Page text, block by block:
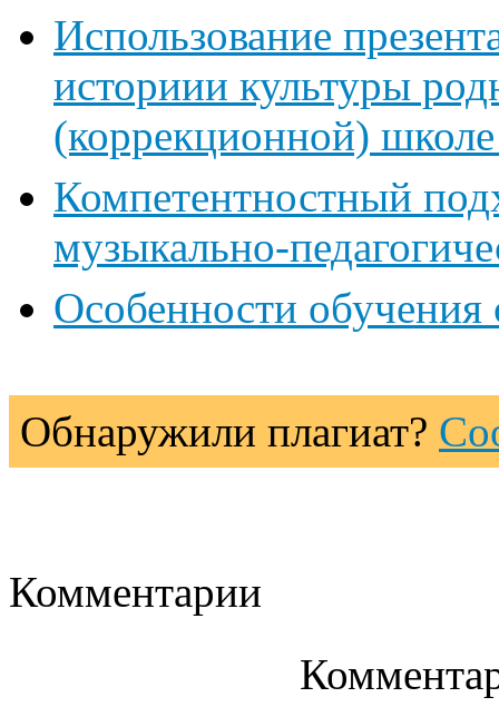
Использование
историии культуры
(коррекционной)
Компетентностный
музыкально-
Особенности
Обнаружили плагиат?
Комментарии